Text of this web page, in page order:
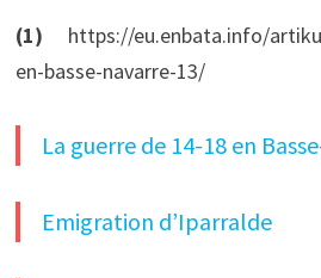
(1) https://eu.enbata.info/
en-basse-navarre-13/
La guerre de 14-18 en
Emigration d’Iparralde